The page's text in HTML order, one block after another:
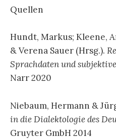
Quellen
Hundt, Markus; Kleene,
& Verena Sauer (Hrsg.).
Sprachdaten und
Narr 2020
Niebaum, Hermann &
in die Dialektologie des
Gruyter GmbH 2014